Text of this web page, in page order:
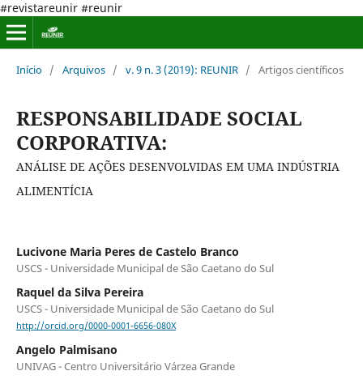
#revistareunir #reunir
Início / Arquivos / v. 9 n. 3 (2019): REUNIR / Artigos científicos
RESPONSABILIDADE SOCIAL
CORPORATIVA:
ANÁLISE DE AÇÕES DESENVOLVIDAS EM UMA INDÚSTRIA
ALIMENTÍCIA
Lucivone Maria Peres de Castelo Branco
USCS - Universidade Municipal de São Caetano do Sul
Raquel da Silva Pereira
USCS - Universidade Municipal de São Caetano do Sul
http://orcid.org/0000-0001-6656-080X
Angelo Palmisano
UNIVAG - Centro Universitário Várzea Grande